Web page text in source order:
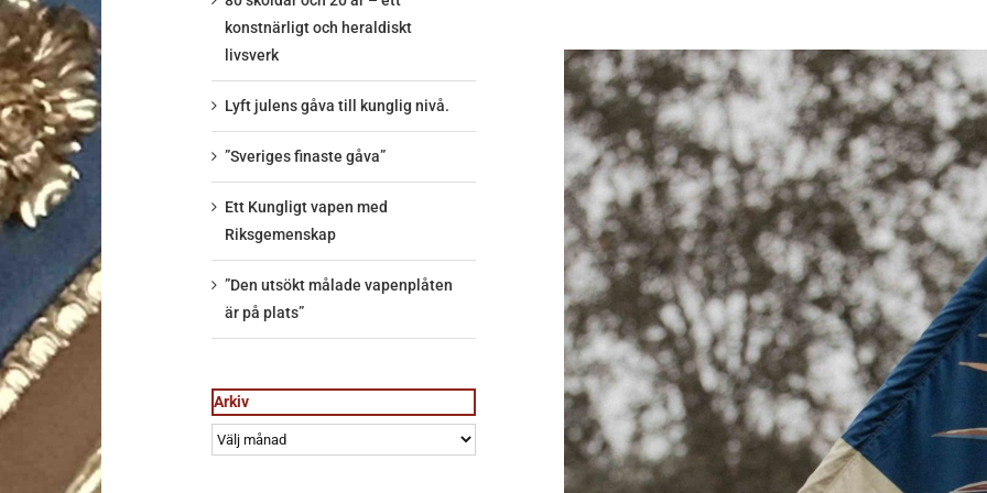
Visa
större
bild
konstnärligt och heraldiskt
livsverk
Lyft julens gåva till kunglig nivå.
”Sveriges finaste gåva”
Ett Kungligt vapen med
Riksgemenskap
”Den utsökt målade vapenplåten
är på plats”
Arkiv
Arkiv